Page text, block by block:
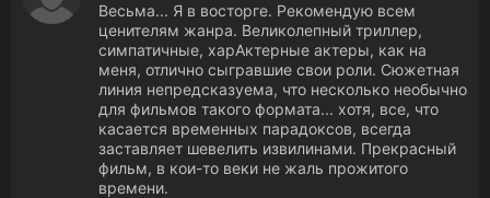
Весьма... Я в восторге. Рекомендую всем
ценителям жанра. Великолепный триллер,
симпатичные, харАктерные актеры, как на
меня, отлично сыгравшие свои роли. Сюжетная
линия непредсказуема, что несколько необычно
для фильмов такого формата... хотя, все, что
касается временных парадоксов, всегда
заставляет шевелить извилинами. Прекрасный
фильм, в кои-то веки не жаль прожитого
времени.